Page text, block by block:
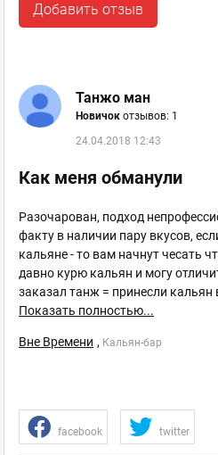
Добавить отзыв
Танжо ман
Новичок отзывов: 1
24.04.2018 12:43
Как меня обманули
Разочарован, подход
факту в наличии пару вкусов,
кальяне - то вам начнут чесать
давно курю кальян и могу
заказал танж = принесли
Показать полностью...
Вне Времени , Кальян-бар
facebook twitter